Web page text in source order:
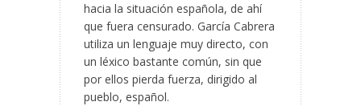
hacia la situación española, de ahí
que fuera censurado. García Cabrera
utiliza un lenguaje muy directo, con
un léxico bastante común, sin que
por ellos pierda fuerza, dirigido al
pueblo, español.